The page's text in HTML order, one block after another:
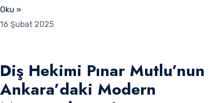
Oku »
16 Şubat 2025
Diş Hekimi Pınar Mutlu’nun
Ankara’daki Modern